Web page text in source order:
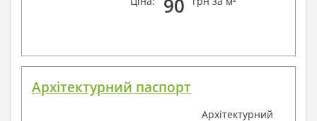
90
Архітектурний паспорт
Архітектурний